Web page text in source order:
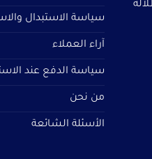
سياسة الاستبدال
آراء العملاء
سياسة الدفع عند
من نحن
الأسئلة الشائعة